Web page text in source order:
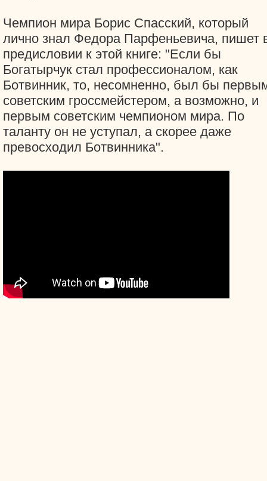
Чемпион мира Борис Спасский, который
лично знал Федора Парфеньевича, пишет
предисловии к этой книге: "Если бы
Богатырчук стал профессионалом, как
Ботвинник, то, несомненно, был бы
советским гроссмейстером, а возможно, и
первым советским чемпионом мира. По
таланту он не уступал, а скорее даже
превосходил Ботвинника".